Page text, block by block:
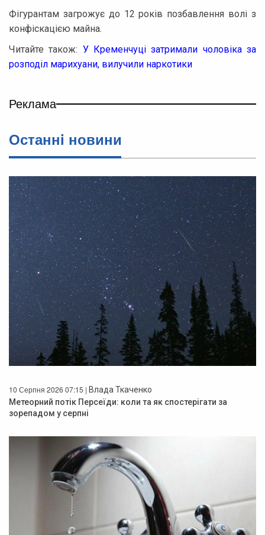
Фігурантам загрожує до 12 років позбавлення волі з
конфіскацією майна.
Читайте також: У Кременчуці затримали чоловіка за
розподіл марихуани, вилучили наркотики
Реклама
Останнi новини
10 Серпня 2026 07:15 | Влада Ткаченко
Метеорний потік Персеїди: коли та як спостерігати за
зорепадом у серпні